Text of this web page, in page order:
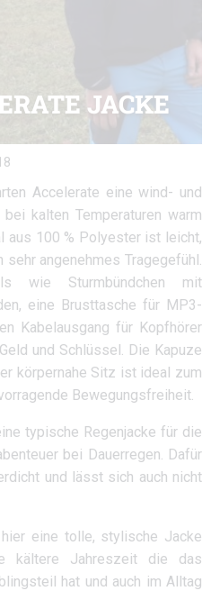
JACKE
Accelerate eine wind- und
kalten Temperaturen warm
aus 100 % Polyester ist leicht,
angenehmes Tragegefühl.
wie Sturmbündchen mit
eine Brusttasche für MP3-
Kabelausgang für Kopfhörer
und Schlüssel. Die Kapuze
körpernahe Sitz ist ideal zum
Bewegungsfreiheit.
typische Regenjacke für die
bei Dauerregen. Dafür
und lässt sich auch nicht
eine tolle, stylische Jacke
kältere Jahreszeit die das
hat und auch im Alltag